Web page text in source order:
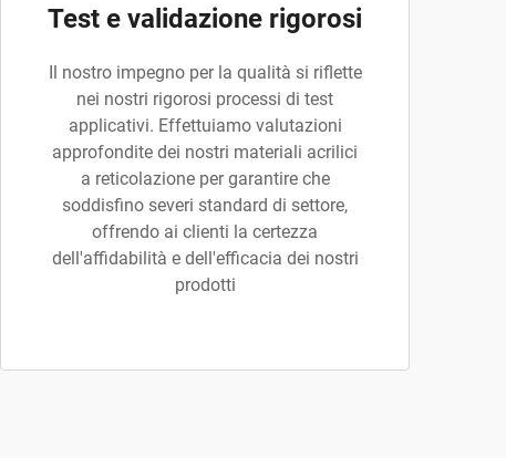
Test e validazione rigorosi
Il nostro impegno per la qualità si riflette
nei nostri rigorosi processi di test
applicativi. Effettuiamo valutazioni
approfondite dei nostri materiali acrilici
a reticolazione per garantire che
soddisfino severi standard di settore,
offrendo ai clienti la certezza
dell'affidabilità e dell'efficacia dei nostri
prodotti